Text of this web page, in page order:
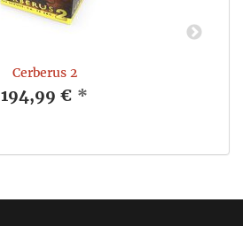
Cerberus 2
194,99 € *